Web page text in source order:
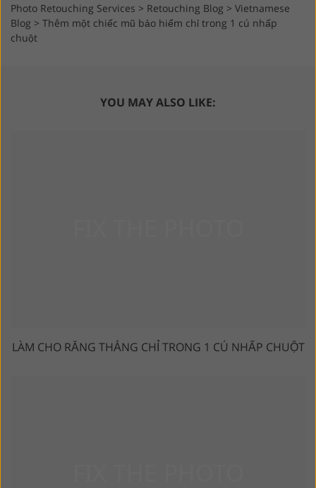
Photo Retouching Services > Retouching Blog > Vietnamese
Blog > Thêm một chiếc mũ bảo hiểm chỉ trong 1 cú nhấp
chuột
YOU MAY ALSO LIKE:
LÀM CHO RĂNG THẲNG CHỈ TRONG 1 CÚ NHẤP CHUỘT